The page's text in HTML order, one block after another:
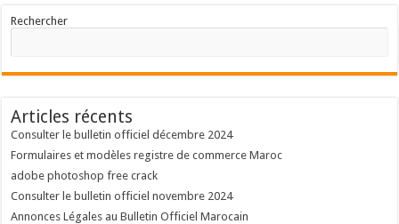
Rechercher
Articles récents
Consulter le bulletin officiel décembre 2024
Formulaires et modèles registre de commerce Maroc
adobe photoshop free crack
Consulter le bulletin officiel novembre 2024
Annonces Légales au Bulletin Officiel Marocain